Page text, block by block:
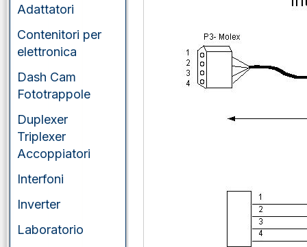
Adattatori
Contenitori per
elettronica
Dash Cam
Fototrappole
Duplexer
Triplexer
Accoppiatori
Interfoni
Inverter
Laboratorio